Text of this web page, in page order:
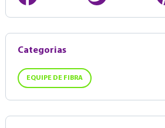
Categorias
EQUIPE DE FIBRA